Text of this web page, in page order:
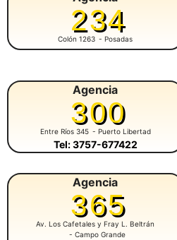
234
Colón 1263 - Posadas
Agencia
300
Entre Ríos 345 - Puerto Libertad
Tel: 3757-677422
Agencia
365
Av. Los Cafetales y Fray L. Beltrán
- Campo Grande